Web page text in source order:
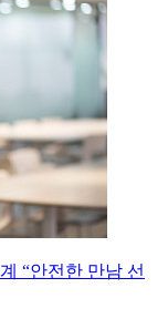
“안전한 만남 선